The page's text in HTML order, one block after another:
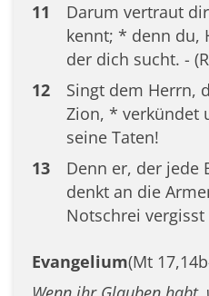
11
Darum vertraut
kennt; * denn du,
der dich sucht. -
12
Singt dem Herrn,
Zion, * verkündet
seine Taten!
13
Denn er, der jede
denkt an die
Notschrei vergisst
Evangelium(Mt